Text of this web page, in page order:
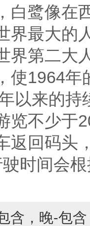
白鹭像在
界最大
界第二大
使1964
以来的
览不少于
返回码头
时间会
含，晚-包